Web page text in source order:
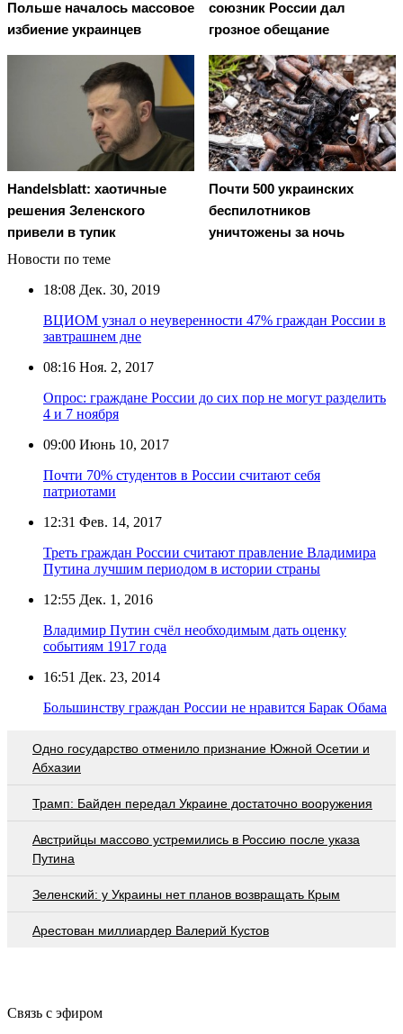
Польше началось массовое
избиение украинцев
союзник России дал
грозное обещание
Handelsblatt: хаотичные
решения Зеленского
привели в тупик
Почти 500 украинских
беспилотников
уничтожены за ночь
Новости по теме
18:08 Дек. 30, 2019
ВЦИОМ узнал о неуверенности 47% граждан России в
завтрашнем дне
08:16 Ноя. 2, 2017
Опрос: граждане России до сих пор не могут разделить
4 и 7 ноября
09:00 Июнь 10, 2017
Почти 70% студентов в России считают себя
патриотами
12:31 Фев. 14, 2017
Треть граждан России считают правление Владимира
Путина лучшим периодом в истории страны
12:55 Дек. 1, 2016
Владимир Путин счёл необходимым дать оценку
событиям 1917 года
16:51 Дек. 23, 2014
Большинству граждан России не нравится Барак Обама
Одно государство отменило признание Южной Осетии и
Абхазии
Трамп: Байден передал Украине достаточно вооружения
Австрийцы массово устремились в Россию после указа
Путина
Зеленский: у Украины нет планов возвращать Крым
Арестован миллиардер Валерий Кустов
Связь с эфиром